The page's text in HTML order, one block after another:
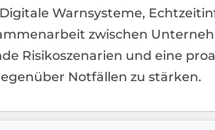
Warnsysteme,
zwischen
Risikoszenarien und eine
Notfällen zu stärken.